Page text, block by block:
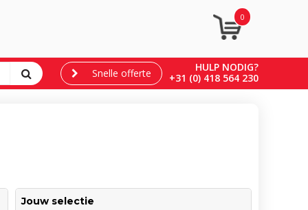
0
HULP NODIG?
+31 (0) 418 564 230
Snelle offerte
Jouw selectie